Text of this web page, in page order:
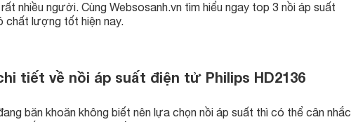
nhiều người. Cùng Websosanh.vn tìm hiểu ngay top 3 nồi áp suất
chất lượng tốt hiện nay.
tiết về nồi áp suất điện tử Philips HD2136
băn khoăn không biết nên lựa chọn nồi áp suất thì có thể cân nhắc